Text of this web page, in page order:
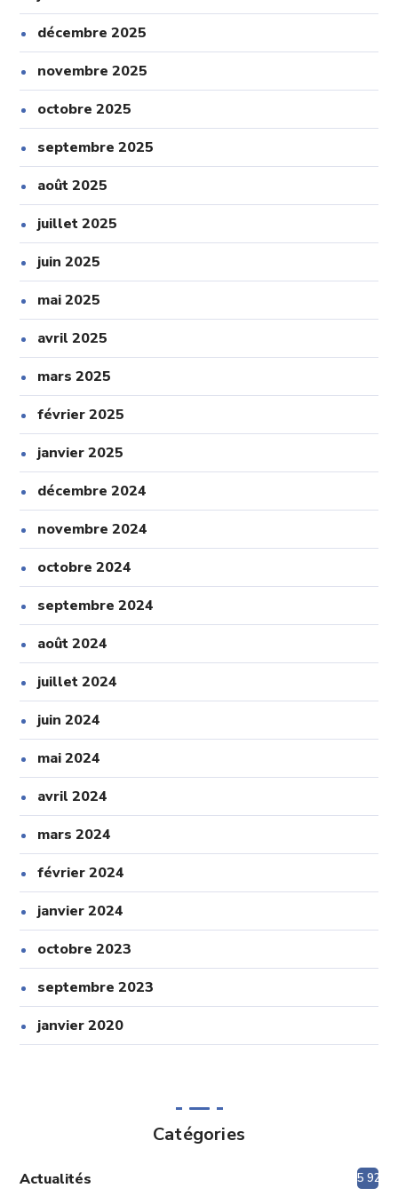
décembre 2025
novembre 2025
octobre 2025
septembre 2025
août 2025
juillet 2025
juin 2025
mai 2025
avril 2025
mars 2025
février 2025
janvier 2025
décembre 2024
novembre 2024
octobre 2024
septembre 2024
août 2024
juillet 2024
juin 2024
mai 2024
avril 2024
mars 2024
février 2024
janvier 2024
octobre 2023
septembre 2023
janvier 2020
Catégories
Actualités 5 920